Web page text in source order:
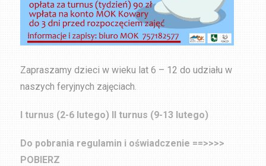
Zapraszamy dzieci w wieku lat 6 – 12 do udziału w
naszych feryjnych zajęciach.
I turnus (2-6 lutego) II turnus (9-13 lutego)
Do pobrania regulamin i oświadczenie ==>>>>
POBIERZ